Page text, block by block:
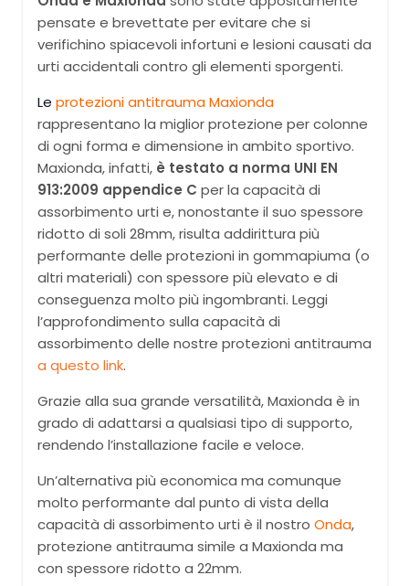
pensate e brevettate per evitare che si
verifichino spiacevoli infortuni e lesioni causati da
urti accidentali contro gli elementi sporgenti.
Le protezioni antitrauma Maxionda
rappresentano la miglior protezione per colonne
di ogni forma e dimensione in ambito sportivo.
Maxionda, infatti, è testato a norma UNI EN
913:2009 appendice C per la capacità di
assorbimento urti e, nonostante il suo spessore
ridotto di soli 28mm, risulta addirittura più
performante delle protezioni in gommapiuma (o
altri materiali) con spessore più elevato e di
conseguenza molto più ingombranti. Leggi
l’approfondimento sulla capacità di
assorbimento delle nostre protezioni antitrauma
a questo link.
Grazie alla sua grande versatilità, Maxionda è in
grado di adattarsi a qualsiasi tipo di supporto,
rendendo l’installazione facile e veloce.
Un’alternativa più economica ma comunque
molto performante dal punto di vista della
capacità di assorbimento urti è il nostro Onda,
protezione antitrauma simile a Maxionda ma
con spessore ridotto a 22mm.